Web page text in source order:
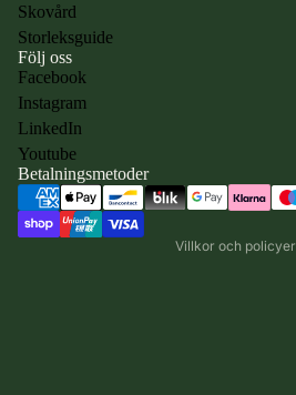
Skovård
Storleksguide
Följ oss
Facebook
Instagram
LinkedIn
Youtube
Betalningsmetoder
Villkor och policyer
Kontaktinformation
Återbetalningspolicy